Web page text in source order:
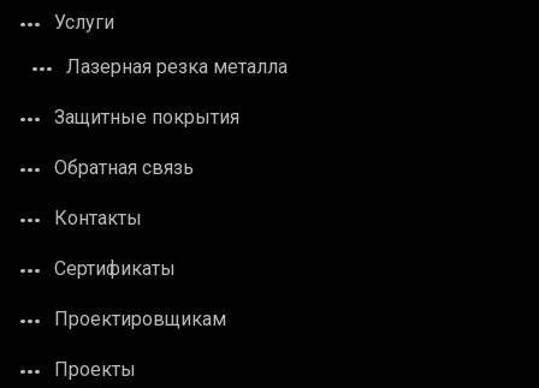
Услуги
Лазерная резка металла
Защитные покрытия
Обратная связь
Контакты
Сертификаты
Проектировщикам
Проекты